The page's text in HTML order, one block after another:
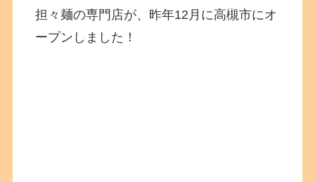
担々麺の専門店が、昨年12月に高槻市にオ
ープンしました！